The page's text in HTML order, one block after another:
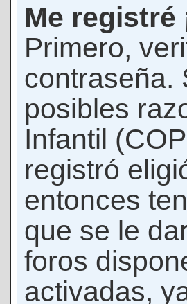
Me registré
Primero,
contraseña.
posibles
Infantil
registró
entonces
que se le
foros
activadas,